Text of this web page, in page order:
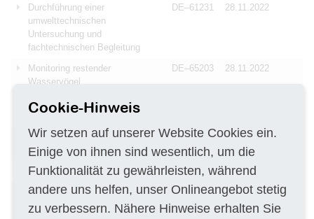
Durchführung einer
umwelttechnischen
Untersuchung und
fachtechnischen Begleitung
DE–61231 28.11.2022
Monitoring restender
Wasservögel
DE–65203 28.11.2022
Untergrunduntersuchungen mit
Kampfmittelfreimessung
Beseitigung von verseuchtem
Boden
DE–10179 28.11.2022
Erweiterte Rohbauarbeiten DE–34639
28.11.2022
Geotechnische Begleitung von
geplanten Baumaßnahmen
DE–07580 28.11.2022
Cookie-Hinweis
Wir setzen auf unserer Website Cookies ein.
Einige von ihnen sind wesentlich, um die
Funktionalität zu gewährleisten, während
andere uns helfen, unser Onlineangebot stetig
zu verbessern. Nähere Hinweise erhalten Sie